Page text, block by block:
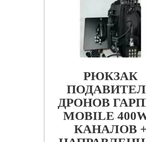
РЮКЗАК
ДРОНОВ
MOBILE
КАНАЛОВ +